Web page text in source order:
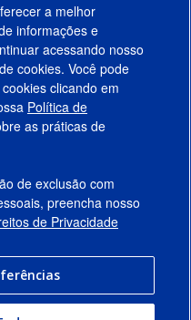
a melhor
informações e
acessando nosso
cookies. Você pode
clicando em
Política de
as práticas de
de exclusão com
preencha nosso
de Privacidade